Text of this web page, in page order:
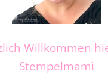
Willkommen
Stempelmami